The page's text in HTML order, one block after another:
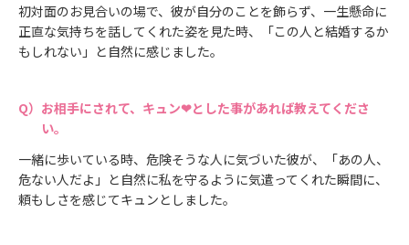
初対面のお見合いの場で、彼が自分のことを飾らず、一生懸命に
正直な気持ちを話してくれた姿を見た時、「この人と結婚するか
もしれない」と自然に感じました。
お相手にされて、キュン❤とした事があれば教えてくださ
い。
一緒に歩いている時、危険そうな人に気づいた彼が、「あの人、
危ない人だよ」と自然に私を守るように気遣ってくれた瞬間に、
頼もしさを感じてキュンとしました。